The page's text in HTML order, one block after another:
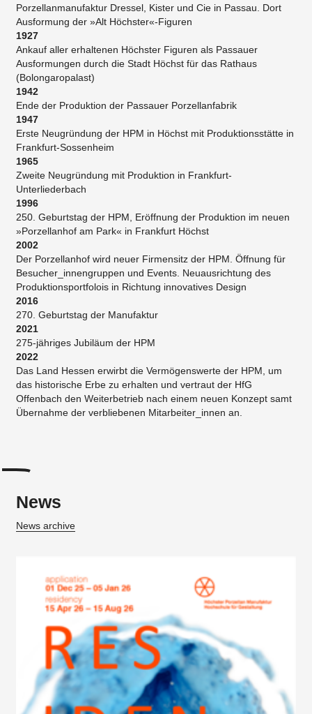
Porzellanmanufaktur Dressel, Kister und Cie in Passau. Dort
Ausformung der »Alt Höchster«-Figuren
1927
Ankauf aller erhaltenen Höchster Figuren als Passauer
Ausformungen durch die Stadt Höchst für das Rathaus
(Bolongaropalast)
1942
Ende der Produktion der Passauer Porzellanfabrik
1947
Erste Neugründung der HPM in Höchst mit Produktionsstätte in
Frankfurt-Sossenheim
1965
Zweite Neugründung mit Produktion in Frankfurt-
Unterliederbach
1996
250. Geburtstag der HPM, Eröffnung der Produktion im neuen
»Porzellanhof am Park« in Frankfurt Höchst
2002
Der Porzellanhof wird neuer Firmensitz der HPM. Öffnung für
Besucher_innengruppen und Events. Neuausrichtung des
Produktionsportfolois in Richtung innovatives Design
2016
270. Geburtstag der Manufaktur
2021
275-jähriges Jubiläum der HPM
2022
Das Land Hessen erwirbt die Vermögenswerte der HPM, um
das historische Erbe zu erhalten und vertraut der HfG
Offenbach den Weiterbetrieb nach einem neuen Konzept samt
Übernahme der verbliebenen Mitarbeiter_innen an.
News
News archive